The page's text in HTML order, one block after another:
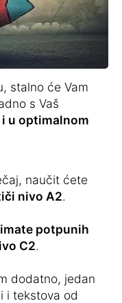
stalno će Vam
s Vaš
u optimalnom
naučit ćete
nivo A2.
imate potpunih
C2.
dodatno, jedan
i tekstova od